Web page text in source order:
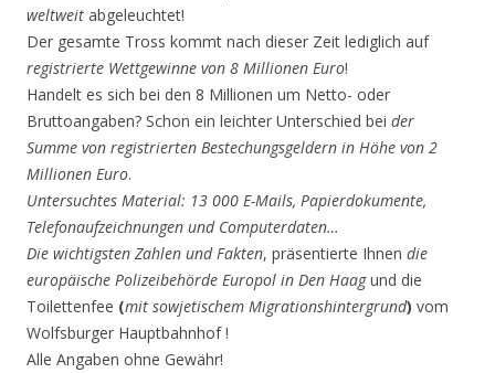
weltweit abgeleuchtet!
Der gesamte Tross kommt nach dieser Zeit lediglich auf
registrierte Wettgewinne von 8 Millionen Euro!
Handelt es sich bei den 8 Millionen um Netto- oder
Bruttoangaben? Schon ein leichter Unterschied bei der
Summe von registrierten Bestechungsgeldern in Höhe von 2
Millionen Euro.
Untersuchtes Material: 13 000 E-Mails, Papierdokumente,
Telefonaufzeichnungen und Computerdaten…
Die wichtigsten Zahlen und Fakten, präsentierte Ihnen die
europäische Polizeibehörde Europol in Den Haagund die
Toilettenfee (mit sowjetischem Migrationshintergrund) vom
Wolfsburger Hauptbahnhof !
Alle Angaben ohne Gewähr!